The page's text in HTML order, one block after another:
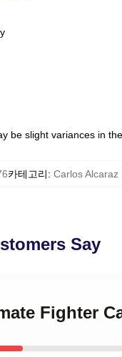
be slight variances in
카테고리: Carlos Alcaraz
Say
Fighter